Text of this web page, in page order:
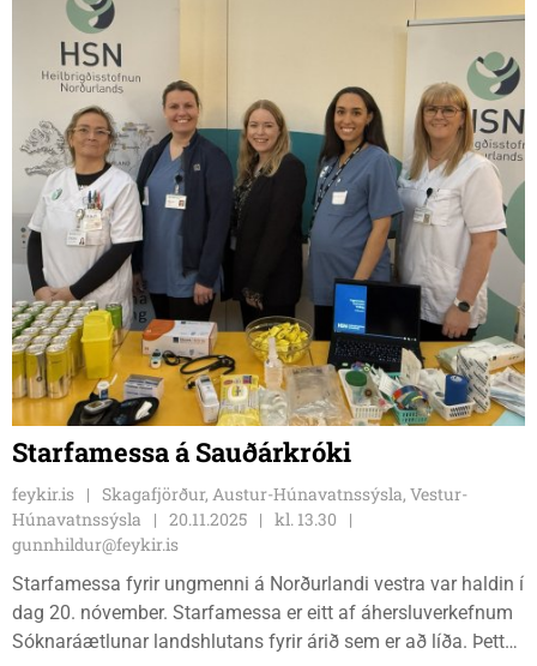
Starfamessa á Sauðárkróki
feykir.is
Skagafjörður, Austur-Húnavatnssýsla, Vestur-
Húnavatnssýsla
20.11.2025
kl. 13.30
gunnhildur@feykir.is
Starfamessa fyrir ungmenni á Norðurlandi vestra var haldin í
dag 20. nóvember. Starfamessa er eitt af áhersluverkefnum
Sóknaráætlunar landshlutans fyrir árið sem er að líða. Þetta